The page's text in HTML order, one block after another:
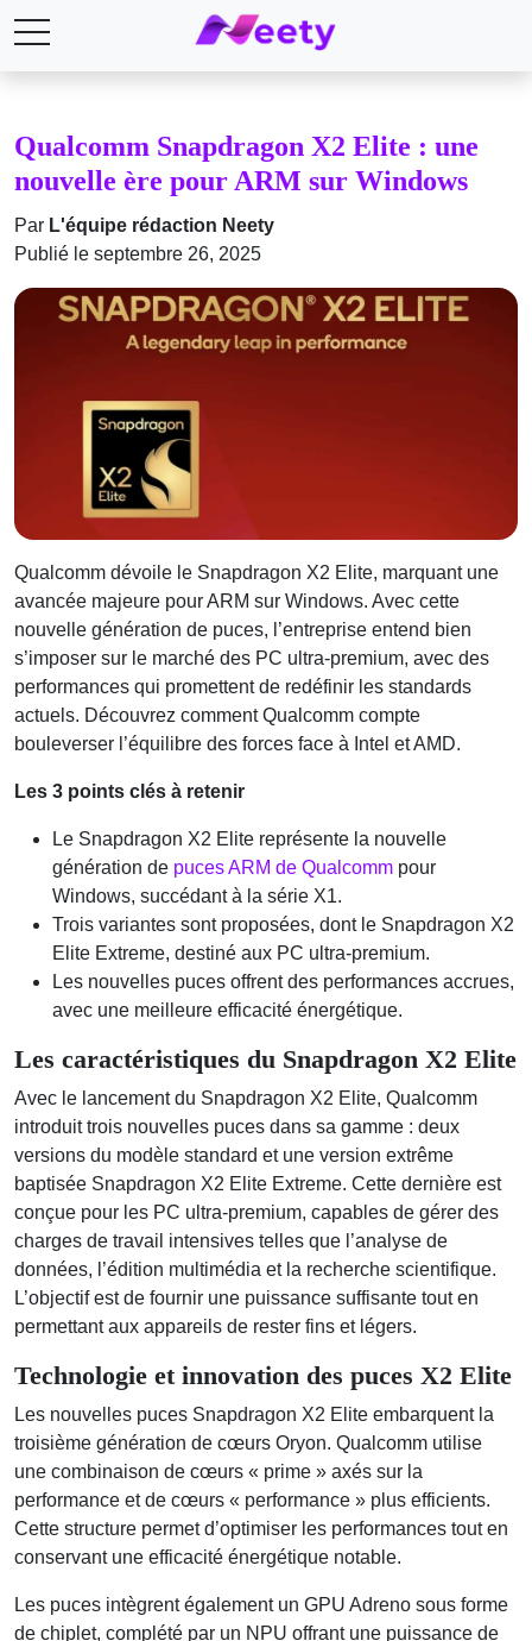
Qualcomm Snapdragon X2 Elite : une
nouvelle ère pour ARM sur Windows
Par L'équipe rédaction Neety
Publié le septembre 26, 2025
Qualcomm dévoile le Snapdragon X2 Elite, marquant une
avancée majeure pour ARM sur Windows. Avec cette
nouvelle génération de puces, l’entreprise entend bien
s’imposer sur le marché des PC ultra-premium, avec des
performances qui promettent de redéfinir les standards
actuels. Découvrez comment Qualcomm compte
bouleverser l’équilibre des forces face à Intel et AMD.
Les 3 points clés à retenir
Le Snapdragon X2 Elite représente la nouvelle
génération de puces ARM de Qualcomm pour
Windows, succédant à la série X1.
Trois variantes sont proposées, dont le Snapdragon X2
Elite Extreme, destiné aux PC ultra-premium.
Les nouvelles puces offrent des performances accrues,
avec une meilleure efficacité énergétique.
Les caractéristiques du Snapdragon X2 Elite
Avec le lancement du Snapdragon X2 Elite, Qualcomm
introduit trois nouvelles puces dans sa gamme : deux
versions du modèle standard et une version extrême
baptisée Snapdragon X2 Elite Extreme. Cette dernière est
conçue pour les PC ultra-premium, capables de gérer des
charges de travail intensives telles que l’analyse de
données, l’édition multimédia et la recherche scientifique.
L’objectif est de fournir une puissance suffisante tout en
permettant aux appareils de rester fins et légers.
Technologie et innovation des puces X2 Elite
Les nouvelles puces Snapdragon X2 Elite embarquent la
troisième génération de cœurs Oryon. Qualcomm utilise
une combinaison de cœurs « prime » axés sur la
performance et de cœurs « performance » plus efficients.
Cette structure permet d’optimiser les performances tout en
conservant une efficacité énergétique notable.
Les puces intègrent également un GPU Adreno sous forme
de chiplet, complété par un NPU offrant une puissance de